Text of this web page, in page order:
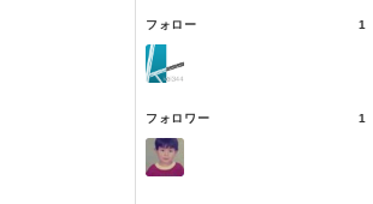
フォロー 1
フォロワー 1